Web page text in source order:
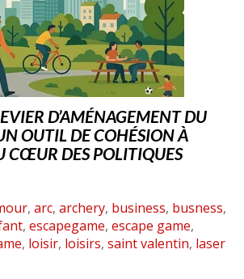
D’AMÉNAGEMENT DU
OUTIL DE COHÉSION À
CŒUR DES POLITIQUES
, arc, archery, business, busness,
, escapegame, escape game,
, loisir, loisirs, saint valentin, laser